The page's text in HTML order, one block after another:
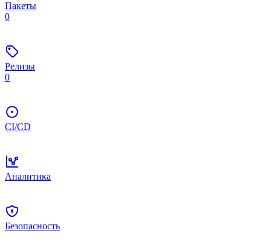
Пакеты
0
Релизы
0
CI/CD
Аналитика
Безопасность